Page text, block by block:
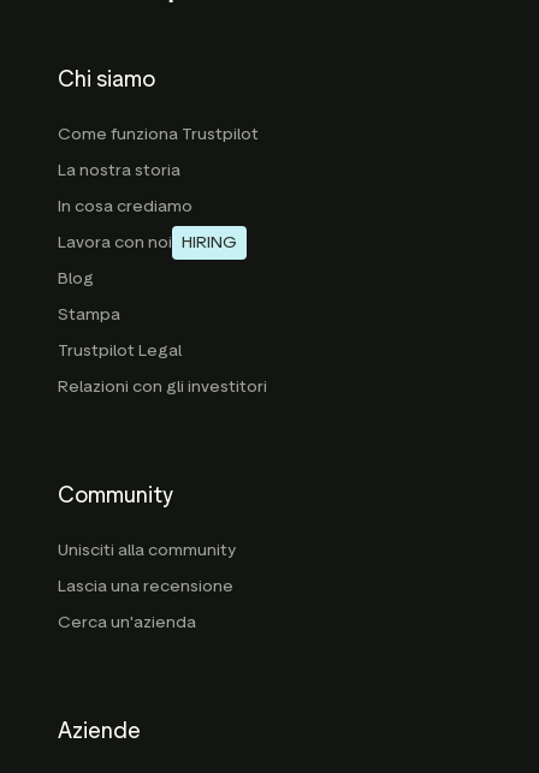
Chi siamo
Come funziona Trustpilot
La nostra storia
In cosa crediamo
Lavora con noi HIRING
Blog
Stampa
Trustpilot Legal
Relazioni con gli investitori
Community
Unisciti alla community
Lascia una recensione
Cerca un'azienda
Aziende